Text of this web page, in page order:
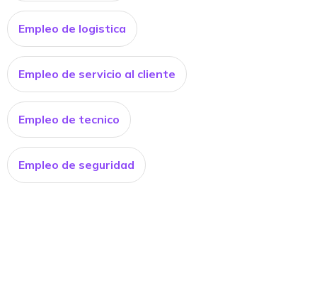
Empleo de logistica
Empleo de servicio al cliente
Empleo de tecnico
Empleo de seguridad